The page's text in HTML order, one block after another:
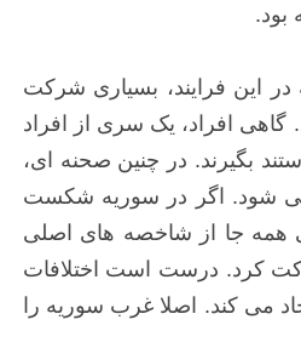
بود.
متاسفانه در این فرایند، بسیاری شرکت
افراد، یک سری از افراد
بگیرند. در چنین صحنه ای،
می شود. اگر در سوریه شکست
همه جا از شاخصه های اصلی
کرد. درست است اختلافات
می کند. اصلا غرب سوریه را